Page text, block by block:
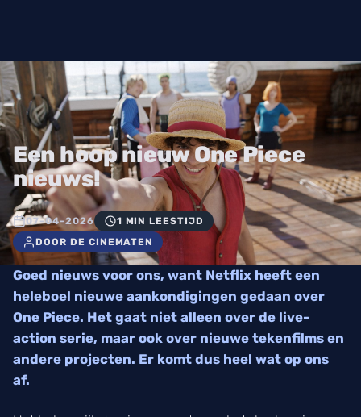
Een hoop nieuw One Piece
nieuws!
07-04-2026
1 MIN LEESTIJD
DOOR DE CINEMATEN
Goed nieuws voor ons, want Netflix heeft een
heleboel nieuwe aankondigingen gedaan over
One Piece. Het gaat niet alleen over de live-
action serie, maar ook over nieuwe tekenfilms en
andere projecten. Er komt dus heel wat op ons
af.